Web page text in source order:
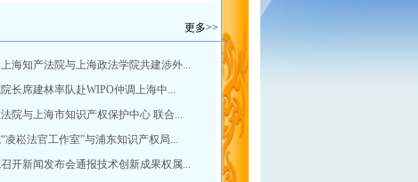
更多>>
海知产法院与上海政法学院共建涉外...
长席建林率队赴WIPO仲调上海中...
院与上海市知识产权保护中心 联合...
凌崧法官工作室”与浦东知识产权局...
开新闻发布会通报技术创新成果权属...